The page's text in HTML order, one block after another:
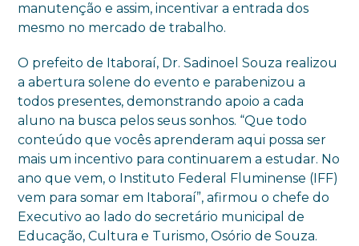
manutenção e assim, incentivar a entrada dos
mesmo no mercado de trabalho.
O prefeito de Itaboraí, Dr. Sadinoel Souza realizou
a abertura solene do evento e parabenizou a
todos presentes, demonstrando apoio a cada
aluno na busca pelos seus sonhos. “Que todo
conteúdo que vocês aprenderam aqui possa ser
mais um incentivo para continuarem a estudar. No
ano que vem, o Instituto Federal Fluminense (IFF)
vem para somar em Itaboraí”, afirmou o chefe do
Executivo ao lado do secretário municipal de
Educação, Cultura e Turismo, Osório de Souza.